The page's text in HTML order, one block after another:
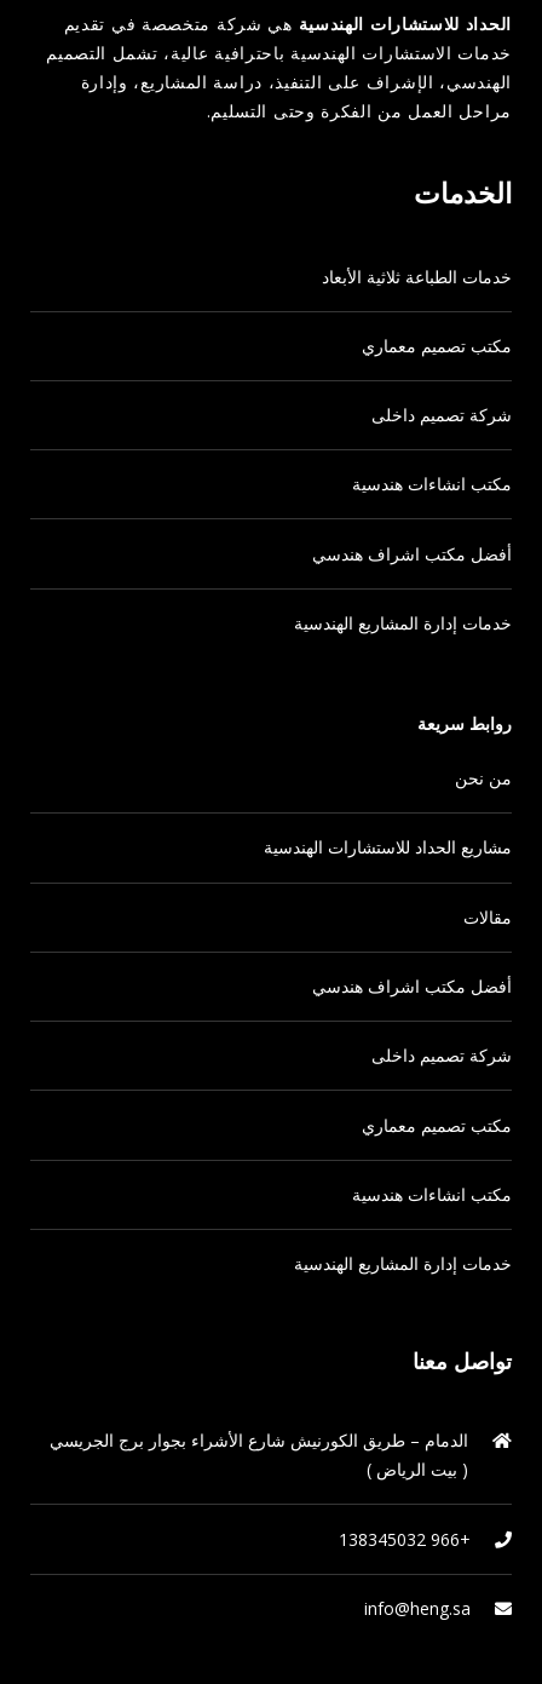
تواصل معنا
الدمام – طريق الكورنيش شارع الأشراء بجوار برج الجريسي
( بيت الرياض )
+966 138345032
info@heng.sa
روابط سريعة
من نحن
مشاريع الحداد للاستشارات الهندسية
مقالات
أفضل مكتب اشراف هندسي
شركة تصميم داخلى
مكتب تصميم معماري
مكتب انشاءات هندسية
خدمات إدارة المشاريع الهندسية
الخدمات
خدمات الطباعة ثلاثية الأبعاد
مكتب تصميم معماري
شركة تصميم داخلى
مكتب انشاءات هندسية
أفضل مكتب اشراف هندسي
خدمات إدارة المشاريع الهندسية
الحداد للاستشارات الهندسية هي شركة متخصصة في تقديم
خدمات الاستشارات الهندسية باحترافية عالية، تشمل التصميم
الهندسي، الإشراف على التنفيذ، دراسة المشاريع، وإدارة
مراحل العمل من الفكرة وحتى التسليم.